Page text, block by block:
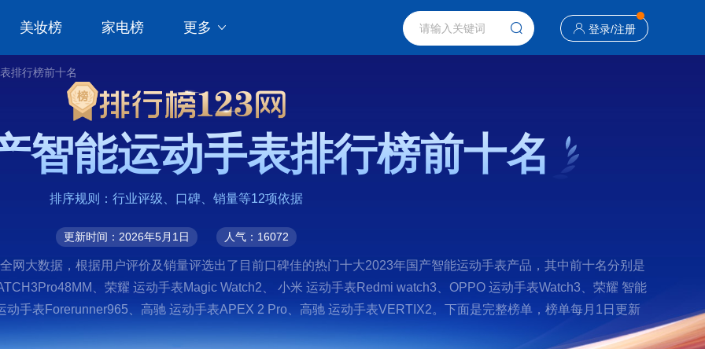
美妆榜 家电榜 更多 登录/注册
排行榜前十名
智能运动手表排行榜前十名
排序规则：行业评级、口碑、销量等12项依据
更新时间：2026年5月1日 人气：16072
网大数据，根据用户评价及销量评选出了目前口碑佳的热门十大2023年国产智能运动手表产品，其中前十名分别是
、荣耀 运动手表Magic Watch2、 小米 运动手表Redmi watch3、OPPO 运动手表Watch3、荣耀 智能
手表Forerunner965、高驰 运动手表APEX 2 Pro、高驰 运动手表VERTIX2。下面是完整榜单，榜单每月1日更新